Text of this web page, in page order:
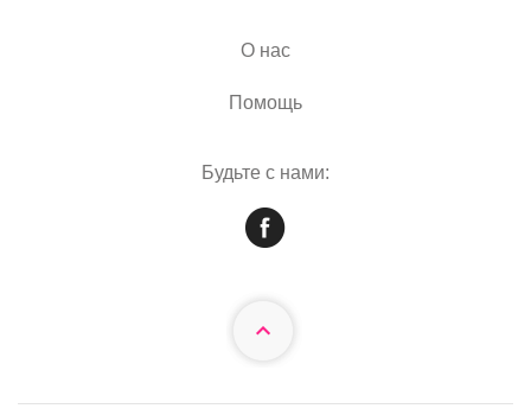
О нас
Помощь
Будьте с нами: